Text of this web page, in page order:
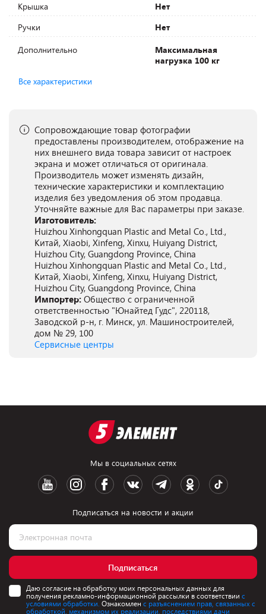
Крышка
Нет
Ручки
Нет
Дополнительно
Максимальная
нагрузка 100 кг
Все характеристики
Сопровождающие товар фотографии
предоставлены производителем, отображение на
них внешнего вида товара зависит от настроек
экрана и может отличаться от оригинала.
Производитель может изменять дизайн,
технические характеристики и комплектацию
изделия без уведомления об этом продавца.
Уточняйте важные для Вас параметры при заказе.
Изготовитель:
Huizhou Xinhongquan Plastic and Metal Co., Ltd.,
Китай, Xiaobi, Xinfeng, Xinxu, Huiyang District,
Huizhou City, Guangdong Province, China
Huizhou Xinhongquan Plastic and Metal Co., Ltd.,
Китай, Xiaobi, Xinfeng, Xinxu, Huiyang District,
Huizhou City, Guangdong Province, China
Импортер: Общество с ограниченной
ответственностью "Юнайтед Гудс", 220118,
Заводской р-н, г. Минск, ул. Машиностроителей,
дом № 29, 100
Сервисные центры
Мы в социальных сетях
Подписаться на новости и акции
Подписаться
Даю согласие на обработку моих персональных данных для
получения рекламно-информационной рассылки в соответствии с
условиями обработки. Ознакомлен с разъяснением прав, связанных с
обработкой, механизмом их реализации, последствиями дачи